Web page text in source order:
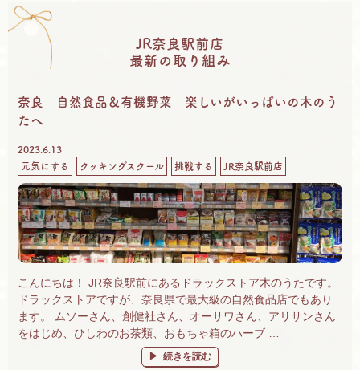
JR奈良駅前店
最新の取り組み
奈良 自然食品＆有機野菜 楽しいがいっぱいの木のう
たへ
2023.6.13
元気にする
クッキングスクール 挑戦する JR奈良駅前店
こんにちは！ JR奈良駅前にあるドラックストア木のうたです。
ドラックストアですが、奈良県で最大級の自然食品店でもあり
ます。 ムソーさん、創健社さん、オーサワさん、アリサンさん
をはじめ、ひしわのお茶類、おもちゃ箱のハーブ …
“奈良 自然食品＆有機野菜 楽しいがいっぱ
続きを読む